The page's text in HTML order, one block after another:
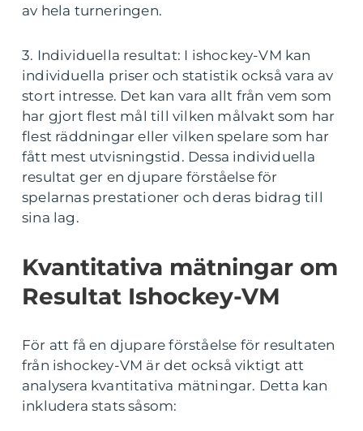
av hela turneringen.
3. Individuella resultat: I ishockey-VM kan
individuella priser och statistik också vara av
stort intresse. Det kan vara allt från vem som
har gjort flest mål till vilken målvakt som har
flest räddningar eller vilken spelare som har
fått mest utvisningstid. Dessa individuella
resultat ger en djupare förståelse för
spelarnas prestationer och deras bidrag till
sina lag.
Kvantitativa mätningar om
Resultat Ishockey-VM
För att få en djupare förståelse för resultaten
från ishockey-VM är det också viktigt att
analysera kvantitativa mätningar. Detta kan
inkludera stats såsom: